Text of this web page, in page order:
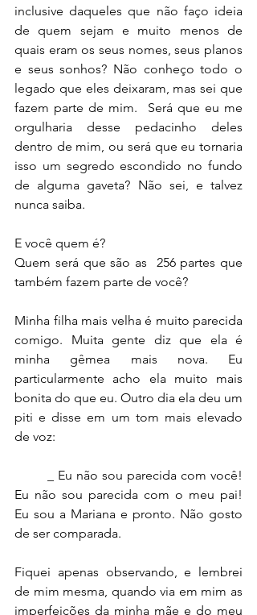
inclusive daqueles que não faço ideia
de quem sejam e muito menos de
quais eram os seus nomes, seus planos
e seus sonhos? Não conheço todo o
legado que eles deixaram, mas sei que
fazem parte de mim.  Será que eu me
orgulharia desse pedacinho deles
dentro de mim, ou será que eu tornaria
isso um segredo escondido no fundo
de alguma gaveta? Não sei, e talvez
nunca saiba.
E você quem é?
Quem será que são as  256 partes que
também fazem parte de você?
Minha filha mais velha é muito parecida
comigo. Muita gente diz que ela é
minha gêmea mais nova. Eu
particularmente acho ela muito mais
bonita do que eu. Outro dia ela deu um
piti e disse em um tom mais elevado
de voz:
Eu não sou parecida com o meu pai!
Eu sou a Mariana e pronto. Não gosto
de ser comparada.
Fiquei apenas observando, e lembrei
de mim mesma, quando via em mim as
imperfeições da minha mãe e do meu